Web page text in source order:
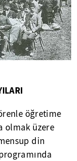
öğretime
olmak üzere
din